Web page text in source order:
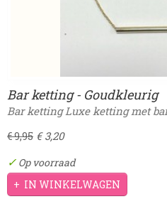
Bar ketting - Goudkleurig
Bar ketting Luxe ketting met
€ 9,95 € 3,20
✓ Op voorraad
IN WINKELWAGEN